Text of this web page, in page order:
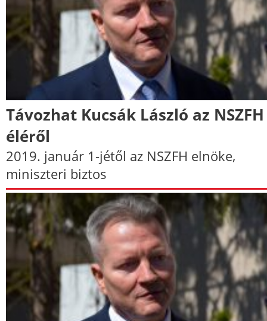
Távozhat Kucsák László az NSZFH
éléről
2019. január 1-jétől az NSZFH elnöke,
miniszteri biztos